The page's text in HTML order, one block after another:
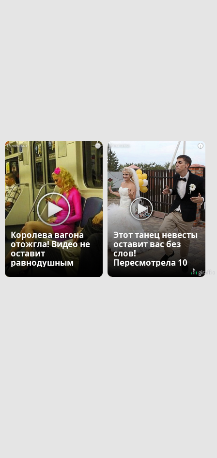
i
Королева вагона
отожгла! Видео не
оставит
равнодушным
i
Этот танец невесты
оставит вас без
слов!
Пересмотрела 10